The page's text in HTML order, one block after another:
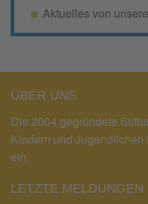
Aktuelles von
ÜBER UNS
Die 2004 gegründete
Kindern und
ein.
LETZTE MELDUNGEN